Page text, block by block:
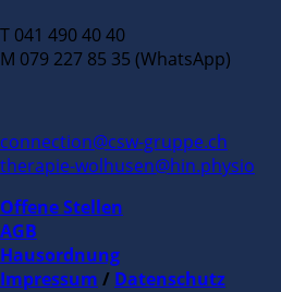
T 041 490 40 40
M 079 227 85 35 (WhatsApp)
connection@csw-gruppe.ch
therapie-wolhusen@hin.physio
Offene Stellen
AGB
Hausordnung
Impressum / Datenschutz